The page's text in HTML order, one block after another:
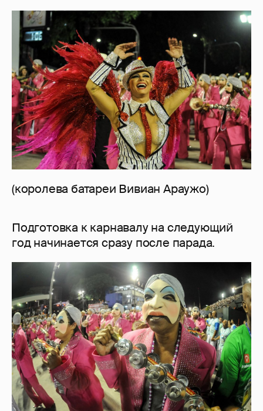
(королева батареи Вивиан Араужо)
Подготовка к карнавалу на следующий
год начинается сразу после парада.